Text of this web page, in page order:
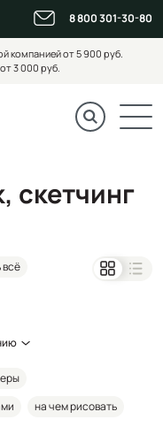
8 800 301-30-80
компанией от 5 900 руб.
3 000 руб.
скетчинг
всё
на чем рисовать